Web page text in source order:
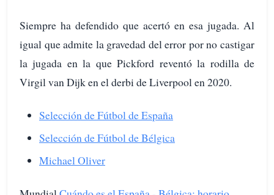
Siempre ha defendido que acertó en esa jugada. Al
igual que admite la gravedad del error por no castigar
la jugada en la que Pickford reventó la rodilla de
Virgil van Dijk en el derbi de Liverpool en 2020.
Selección de Fútbol de España
Selección de Fútbol de Bélgica
Michael Oliver